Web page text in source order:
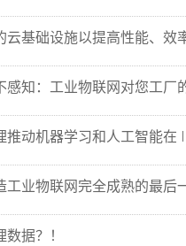
云基础设施以提高性能、效
感知：工业物联网对您工厂
推动机器学习和人工智能在
工业物联网完全成熟的最后
据？！